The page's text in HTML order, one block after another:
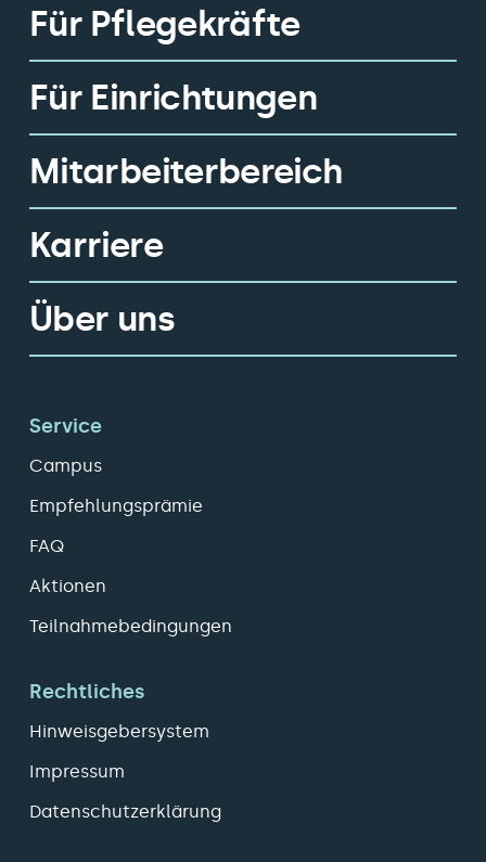
Für Pflegekräfte
Für Einrichtungen
Mitarbeiterbereich
Karriere
Über uns
Service
Campus
Empfehlungsprämie
FAQ
Aktionen
Teilnahmebedingungen
Rechtliches
Hinweisgebersystem
Impressum
Datenschutzerklärung